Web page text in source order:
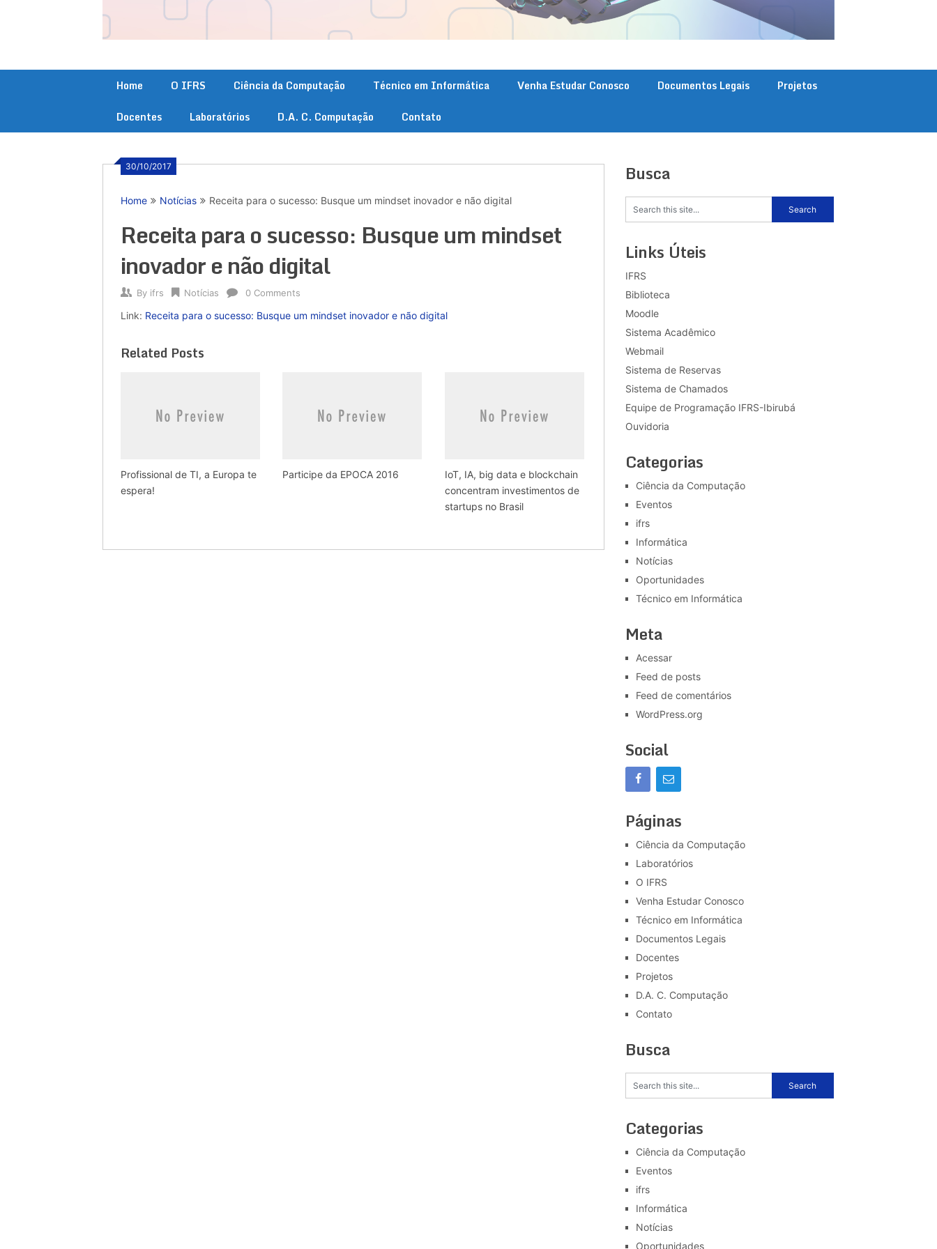
Home O IFRS Ciência da Computação Técnico em Informática Venha Estudar Conosco Documentos Legais
Projetos
Docentes
Laboratórios D.A. C. Computação Contato
30/10/2017
Home Notícias Receita para o sucesso: Busque um mindset inovador e não digital
Receita para o sucesso: Busque um mindset
inovador e não digital
By ifrs Notícias 0 Comments
Link: Receita para o sucesso: Busque um mindset inovador e não digital
Related Posts
Profissional de TI, a Europa te
espera!
Participe da EPOCA 2016
IoT, IA, big data e blockchain
concentram investimentos de
startups no Brasil
Busca
Links Úteis
IFRS
Biblioteca
Moodle
Sistema Acadêmico
Webmail
Sistema de Reservas
Sistema de Chamados
Equipe de Programação IFRS-Ibirubá
Ouvidoria
Categorias
Ciência da Computação
Eventos
ifrs
Informática
Notícias
Oportunidades
Técnico em Informática
Meta
Acessar
Feed de posts
Feed de comentários
WordPress.org
Social
Páginas
Ciência da Computação
Laboratórios
O IFRS
Venha Estudar Conosco
Técnico em Informática
Documentos Legais
Docentes
Projetos
D.A. C. Computação
Contato
Busca
Categorias
Ciência da Computação
Eventos
ifrs
Informática
Notícias
Oportunidades